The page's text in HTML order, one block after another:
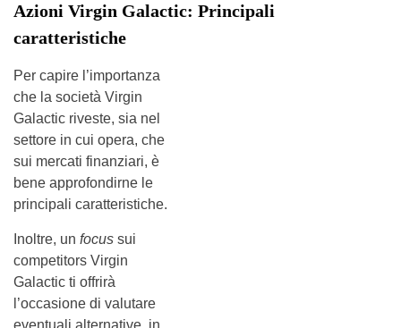
Azioni Virgin Galactic: Principali
caratteristiche
Per capire l’importanza
che la società Virgin
Galactic riveste, sia nel
settore in cui opera, che
sui mercati finanziari, è
bene approfondirne le
principali caratteristiche.
Inoltre, un focus sui
competitors Virgin
Galactic ti offrirà
l’occasione di valutare
eventuali alternative, in